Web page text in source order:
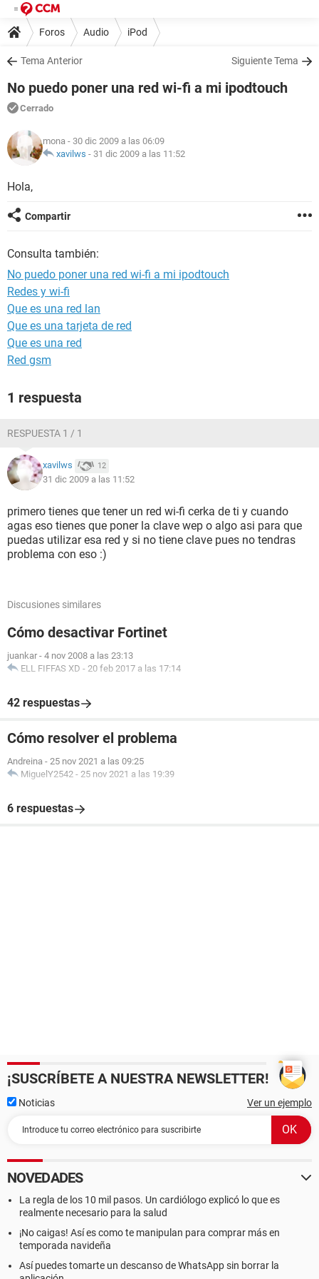
Foros Audio iPod
Tema Anterior Siguiente Tema
No puedo poner una red wi-fi a mi ipodtouch
Cerrado
mona - 30 dic 2009 a las 06:09
xavilws - 31 dic 2009 a las 11:52
Hola,
Compartir
Consulta también:
No puedo poner una red wi-fi a mi ipodtouch
Redes y wi-fi
Que es una red lan
Que es una tarjeta de red
Que es una red
Red gsm
1 respuesta
RESPUESTA 1 / 1
xavilws 12
31 dic 2009 a las 11:52
primero tienes que tener un red wi-fi cerka de ti y cuando
agas eso tienes que poner la clave wep o algo asi para que
puedas utilizar esa red y si no tiene clave pues no tendras
problema con eso :)
Discusiones similares
Cómo desactivar Fortinet
juankar - 4 nov 2008 a las 23:13
ELL FIFFAS XD - 20 feb 2017 a las 17:14
42 respuestas
Cómo resolver el problema
Andreina - 25 nov 2021 a las 09:25
MiguelY2542 - 25 nov 2021 a las 19:39
6 respuestas
¡SUSCRÍBETE A NUESTRA NEWSLETTER!
Noticias Ver un ejemplo
NOVEDADES
La regla de los 10 mil pasos. Un cardiólogo explicó lo que es
realmente necesario para la salud
¡No caigas! Así es como te manipulan para comprar más en
temporada navideña
Así puedes tomarte un descanso de WhatsApp sin borrar la